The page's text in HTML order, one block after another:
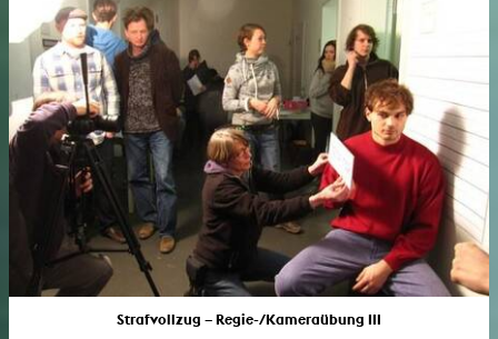
Strafvollzug – Regie-/Kameraübung III